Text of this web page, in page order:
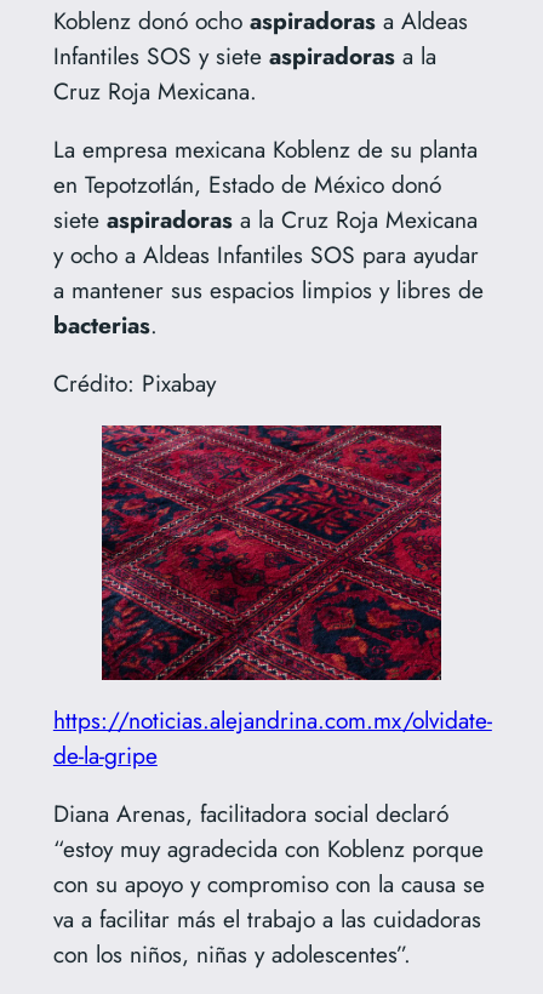
Koblenz donó ocho aspiradorasa Aldeas
Infantiles SOS y siete aspiradorasa la
Cruz Roja Mexicana.
La empresa mexicana Koblenz de su planta
en Tepotzotlán, Estado de México donó
siete aspiradorasa la Cruz Roja Mexicana
y ocho a Aldeas Infantiles SOS para ayudar
a mantener sus espacios limpios y libres de
bacterias.
Crédito: Pixabay
https://noticias.alejandrina.com.mx/olvidate-
de-la-gripe
Diana Arenas, facilitadora social declaró
“estoy muy agradecida con Koblenz porque
con su apoyo y compromiso con la causa se
va a facilitar más el trabajo a las cuidadoras
con los niños, niñas y adolescentes”.